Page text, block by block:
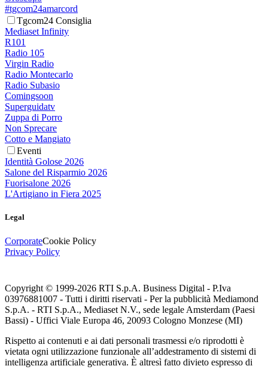
#tgcom24amarcord
Tgcom24 Consiglia
Mediaset Infinity
R101
Radio 105
Virgin Radio
Radio Montecarlo
Radio Subasio
Comingsoon
Superguidatv
Zuppa di Porro
Non Sprecare
Cotto e Mangiato
Eventi
Identità Golose 2026
Salone del Risparmio 2026
Fuorisalone 2026
L'Artigiano in Fiera 2025
Legal
CorporateCookie Policy
Privacy Policy
Copyright © 1999-2026 RTI S.p.A. Business Digital - P.Iva
03976881007 - Tutti i diritti riservati - Per la pubblicità Mediamond
S.p.A. - RTI S.p.A., Mediaset N.V., sede legale Amsterdam (Paesi
Bassi) - Uffici Viale Europa 46, 20093 Cologno Monzese (MI)
Rispetto ai contenuti e ai dati personali trasmessi e/o riprodotti è
vietata ogni utilizzazione funzionale all’addestramento di sistemi di
intelligenza artificiale generativa. È altresì fatto divieto espresso di